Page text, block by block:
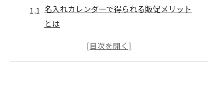
名入れカレンダーで得られる販促メリット
とは
印刷物の名入れでブランド印象を高める方